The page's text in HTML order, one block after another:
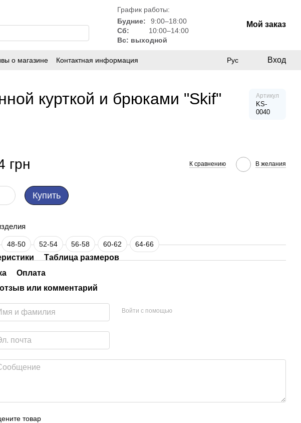
График работы:
Будние:
9:00–18:00
Сб:
10:00–14:00
Вс: выходной
Мой заказ
о магазине Контактная информация Рус Вход
курткой и брюками "Skif"
Артикул
KS-
0040
грн К сравнению В желания
Купить
48-50 52-54 56-58 60-62 64-66
Таблица размеров
Оплата
или комментарий
Войти с помощью
товар